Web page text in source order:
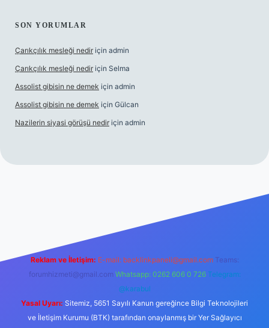
SON YORUMLAR
Çarıkçılık mesleği nedir için admin
Çarıkçılık mesleği nedir için Selma
Assolist gibisin ne demek için admin
Assolist gibisin ne demek için Gülcan
Nazilerin siyasi görüşü nedir için admin
Reklam ve İletişim: E-mail: backlinkpaneli@gmail.com Teams:
forumhizmeti@gmail.com Whatsapp: 0262 606 0 726 Telegram:
@karabul
Yasal Uyarı: Sitemiz, 5651 Sayılı Kanun gereğince Bilgi Teknolojileri
ve İletişim Kurumu (BTK) tarafından onaylanmış bir Yer Sağlayıcı